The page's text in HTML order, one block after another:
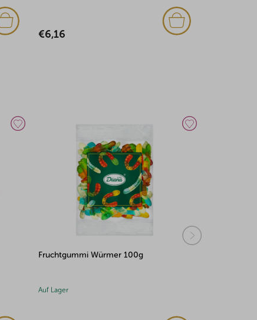
€6,08
Riesen Frösche XXL 500g
Auf Lager